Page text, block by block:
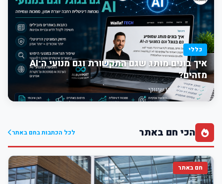
כללי
איך בונים מותג שגם התקשורת וגם מנועי ה־AI
מזהים?
12:13 תוכן שיווקי
הכי חם באתר לכל הכתבות בחם באתר
חם באתר